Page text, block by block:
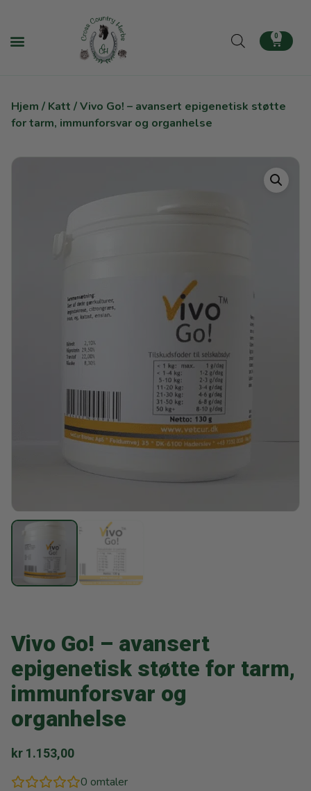
0
Hjem / Katt / Vivo Go! – avansert epigenetisk støtte
for tarm, immunforsvar og organhelse
Vivo Go! – avansert
epigenetisk støtte for tarm,
immunforsvar og
organhelse
kr 1.153,00
0 omtaler